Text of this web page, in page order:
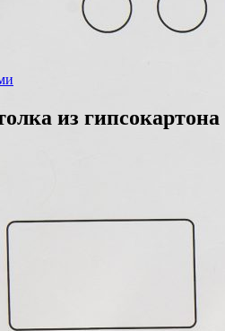
из гипсокартона